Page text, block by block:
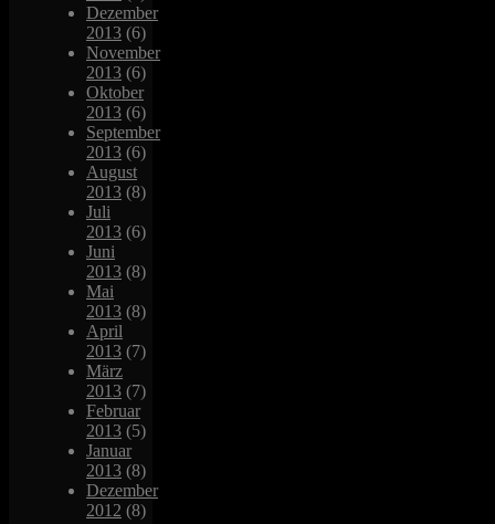
Dezember
2013 (6)
November
2013 (6)
Oktober
2013 (6)
September
2013 (6)
August
2013 (8)
Juli
2013 (6)
Juni
2013 (8)
Mai
2013 (8)
April
2013 (7)
März
2013 (7)
Februar
2013 (5)
Januar
2013 (8)
Dezember
2012 (8)